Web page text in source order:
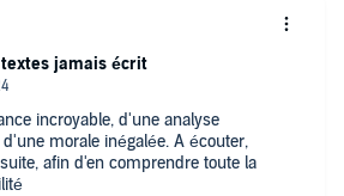
incroyable, d'une analyse
morale inégalée. A écouter,
afin d'en comprendre toute la
textes jamais écrit